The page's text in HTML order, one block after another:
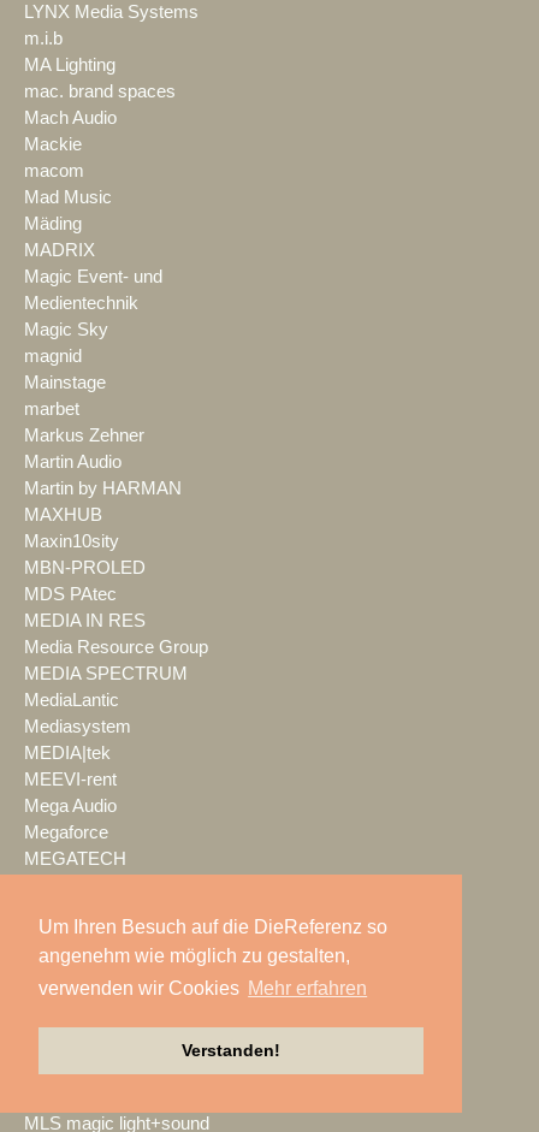
Um Ihren Besuch auf die DieReferenz so
angenehm wie möglich zu gestalten,
verwenden wir Cookies Mehr erfahren
Verstanden!
LYNX Media Systems
m.i.b
MA Lighting
mac. brand spaces
Mach Audio
Mackie
macom
Mad Music
Mäding
MADRIX
Magic Event- und
Medientechnik
Magic Sky
magnid
Mainstage
marbet
Markus Zehner
Martin Audio
Martin by HARMAN
MAXHUB
Maxin10sity
MBN-PROLED
MDS PAtec
MEDIA IN RES
Media Resource Group
MEDIA SPECTRUM
MediaLantic
Mediasystem
MEDIA|tek
MEEVI-rent
Mega Audio
Megaforce
MEGATECH
Meyer Sound
Miet-pa
MILOS
Mitsubishi Electric
MLS magic light+sound